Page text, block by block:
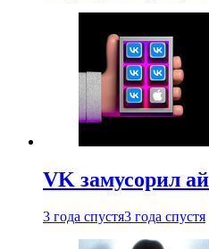
VK замусорил
3 года спустя3 года спустя